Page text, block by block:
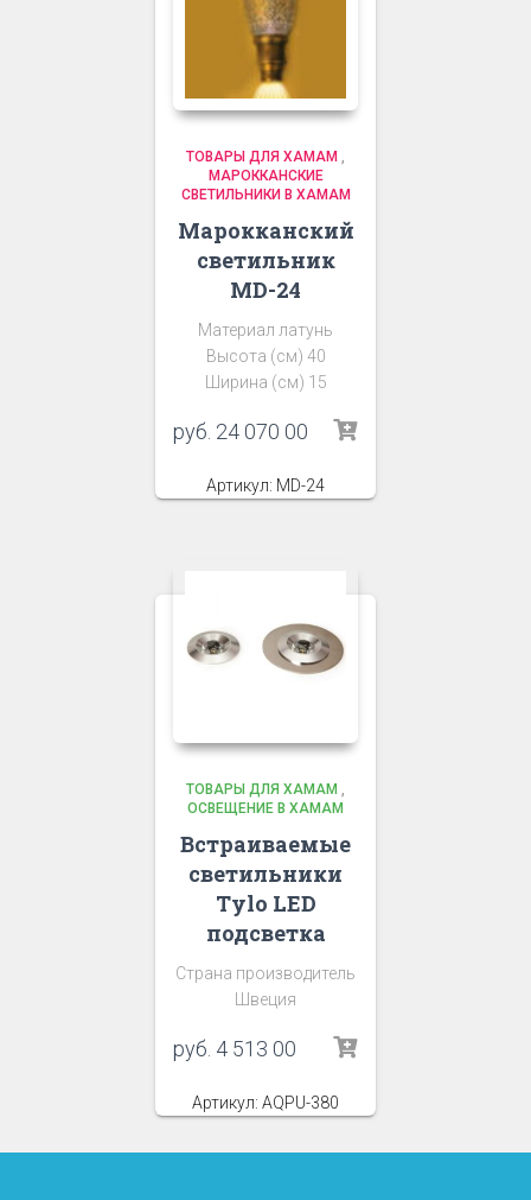
ТОВАРЫ ДЛЯ ХАМАМ
МАРОККАНСКИЕ
СВЕТИЛЬНИКИ В ХАМАМ
Марокканский
светильник
MD-24
Материал латунь
Высота (см) 40
Ширина (см) 15
руб. 24 070 00
Артикул: MD-24
ТОВАРЫ ДЛЯ ХАМАМ
ОСВЕЩЕНИЕ В ХАМАМ
Встраиваемые
светильники
Tylo LED
подсветка
Страна производитель
Швеция
руб. 4 513 00
Артикул: AQPU-380